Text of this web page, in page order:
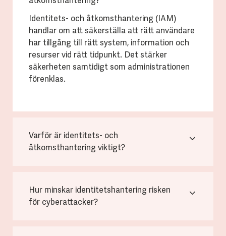
Identitets- och åtkomsthantering (IAM)
handlar om att säkerställa att rätt användare
har tillgång till rätt system, information och
resurser vid rätt tidpunkt. Det stärker
säkerheten samtidigt som administrationen
förenklas.
Varför är identitets- och
åtkomsthantering viktigt?
Hur minskar identitetshantering risken
för cyberattacker?